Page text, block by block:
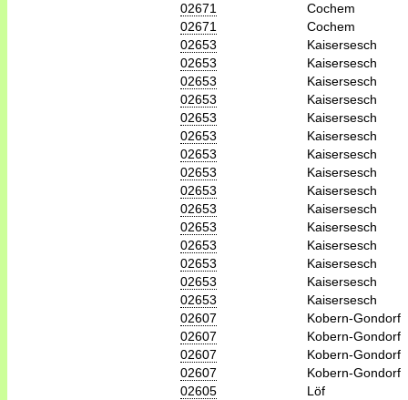
02671
Cochem
02671
Cochem
02653
Kaisersesch
02653
Kaisersesch
02653
Kaisersesch
02653
Kaisersesch
02653
Kaisersesch
02653
Kaisersesch
02653
Kaisersesch
02653
Kaisersesch
02653
Kaisersesch
02653
Kaisersesch
02653
Kaisersesch
02653
Kaisersesch
02653
Kaisersesch
02653
Kaisersesch
02653
Kaisersesch
02607
Kobern-Gondorf
02607
Kobern-Gondorf
02607
Kobern-Gondorf
02607
Kobern-Gondorf
02605
Löf